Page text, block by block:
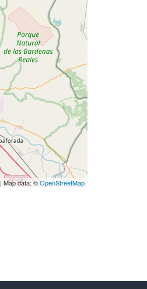
| Map data: ©OpenStreetMap